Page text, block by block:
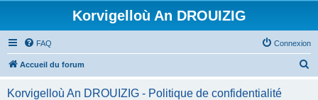
Korvigelloù An DROUIZIG
FAQ Connexion
Accueil du forum
Korvigelloù An DROUIZIG - Politique de confidentialité